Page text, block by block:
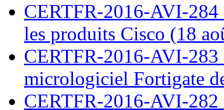
CERTFR-2016-AVI-
les produits Cisco (18
CERTFR-2016-AVI-
micrologiciel Fortigate
CERTFR-2016-AVI-